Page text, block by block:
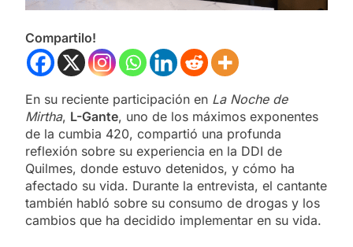
Compartilo!
En su reciente participación en La Noche de
Mirtha, L-Gante, uno de los máximos exponentes
de la cumbia 420, compartió una profunda
reflexión sobre su experiencia en la DDI de
Quilmes, donde estuvo detenidos, y cómo ha
afectado su vida. Durante la entrevista, el cantante
también habló sobre su consumo de drogas y los
cambios que ha decidido implementar en su vida.